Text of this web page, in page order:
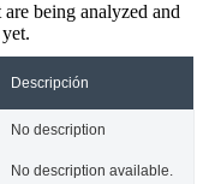
being analyzed and
Descripción
No description
No description available.